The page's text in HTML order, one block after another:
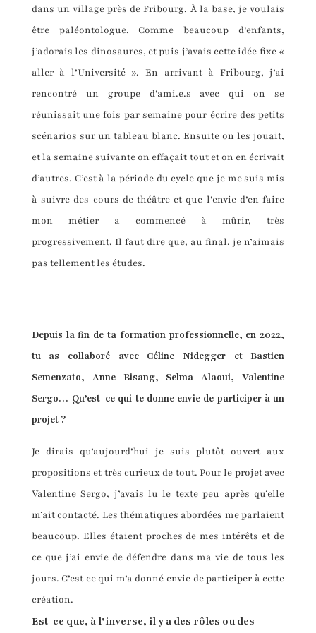
dans un village près de Fribourg. À la base, je voulais
être paléontologue. Comme beaucoup d’enfants,
j’adorais les dinosaures, et puis j’avais cette idée fixe «
aller à l’Université ». En arrivant à Fribourg, j’ai
rencontré un groupe d’ami.e.s avec qui on se
réunissait une fois par semaine pour écrire des petits
scénarios sur un tableau blanc. Ensuite on les jouait,
et la semaine suivante on effaçait tout et on en écrivait
d’autres. C’est à la période du cycle que je me suis mis
à suivre des cours de théâtre et que l’envie d’en faire
mon métier a commencé à mûrir, très
progressivement. Il faut dire que, au final, je n’aimais
pas tellement les études.
Depuis la fin de ta formation professionnelle, en 2022,
tu as collaboré avec Céline Nidegger et Bastien
Semenzato, Anne Bisang, Selma Alaoui, Valentine
Sergo… Qu’est-ce qui te donne envie de participer à un
projet ?
Je dirais qu’aujourd’hui je suis plutôt ouvert aux
propositions et très curieux de tout. Pour le projet avec
Valentine Sergo, j’avais lu le texte peu après qu’elle
m’ait contacté. Les thématiques abordées me parlaient
beaucoup. Elles étaient proches de mes intérêts et de
ce que j’ai envie de défendre dans ma vie de tous les
jours. C’est ce qui m’a donné envie de participer à cette
création.
Est-ce que, à l’inverse, il y a des rôles ou des